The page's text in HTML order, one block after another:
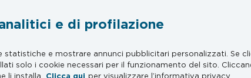
e di profilazione
e mostrare annunci pubblicitari personalizzati. Se
solo i cookie necessari per il funzionamento del sito.
li installa.
Clicca qui per visualizzare l’informativa privacy.
S.S. Adriatica Sud 228/D –
Mooney S.p.A.